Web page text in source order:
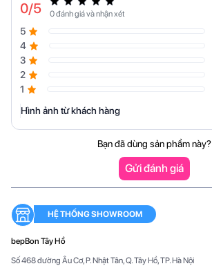
0/5 0 đánh giá và nhận xét
1
2
3
4
5
Hình ảnh từ khách hàng
Bạn đã dùng sản phẩm này?
Gửi đánh giá
HỆ THỐNG SHOWROOM
bepBon Tây Hồ
Số 468 đường Âu Cơ, P. Nhật Tân, Q. Tây Hồ, TP. Hà Nội